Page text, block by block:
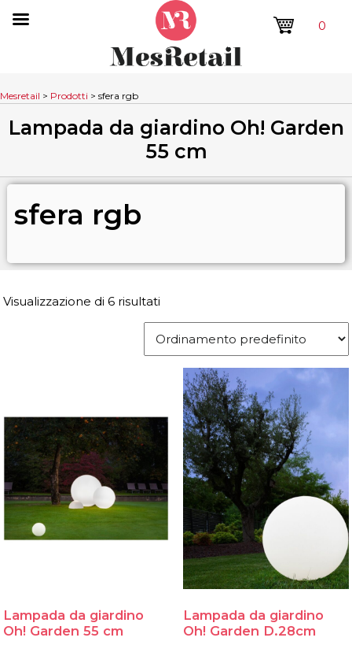
0
Mesretail > Prodotti > sfera rgb
Lampada da giardino Oh! Garden
55 cm
sfera rgb
Visualizzazione di 6 risultati
Lampada da giardino
Oh! Garden 55 cm
Lampada da giardino
Oh! Garden D.28cm